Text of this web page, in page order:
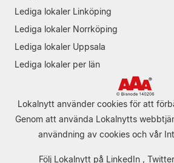
Lediga lokaler Linköping
Lediga lokaler Norrköping
Lediga lokaler Uppsala
Lediga lokaler per län
Lokalnytt använder cookies för att
Genom att använda Lokalnytts
användning av cookies och vår
Följ Lokalnytt på LinkedIn, Twitter